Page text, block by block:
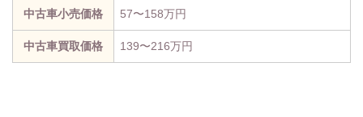
中古車小売価格 57〜158万円
中古車買取価格 139〜216万円